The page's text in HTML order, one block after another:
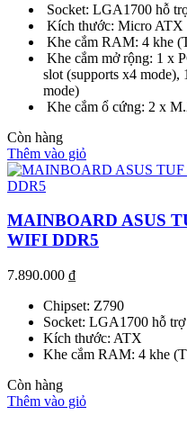
Socket: LGA1700 hỗ
Kích thước: Micro ATX
Khe cắm RAM: 4 khe
Khe cắm mở rộng: 1 x
slot (supports x4 mode),
mode)
Khe cắm ổ cứng: 2 x
Còn hàng
Thêm vào giỏ
MAINBOARD ASUS
WIFI DDR5
7.890.000 ₫
Chipset: Z790
Socket: LGA1700 hỗ
Kích thước: ATX
Khe cắm RAM: 4 khe
Còn hàng
Thêm vào giỏ